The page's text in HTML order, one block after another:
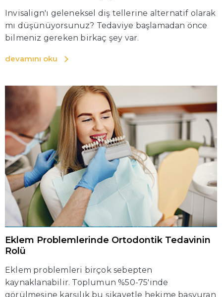
Invisalign'ı geleneksel diş tellerine alternatif olarak
mı düşünüyorsunuz? Tedaviye başlamadan önce
bilmeniz gereken birkaç şey var.
devamını oku
Eklem Problemlerinde Ortodontik Tedavinin
Rolü
Eklem problemleri birçok sebepten
kaynaklanabilir. Toplumun %50-75'inde
görülmesine karşılık bu şikayetle hekime başvuran